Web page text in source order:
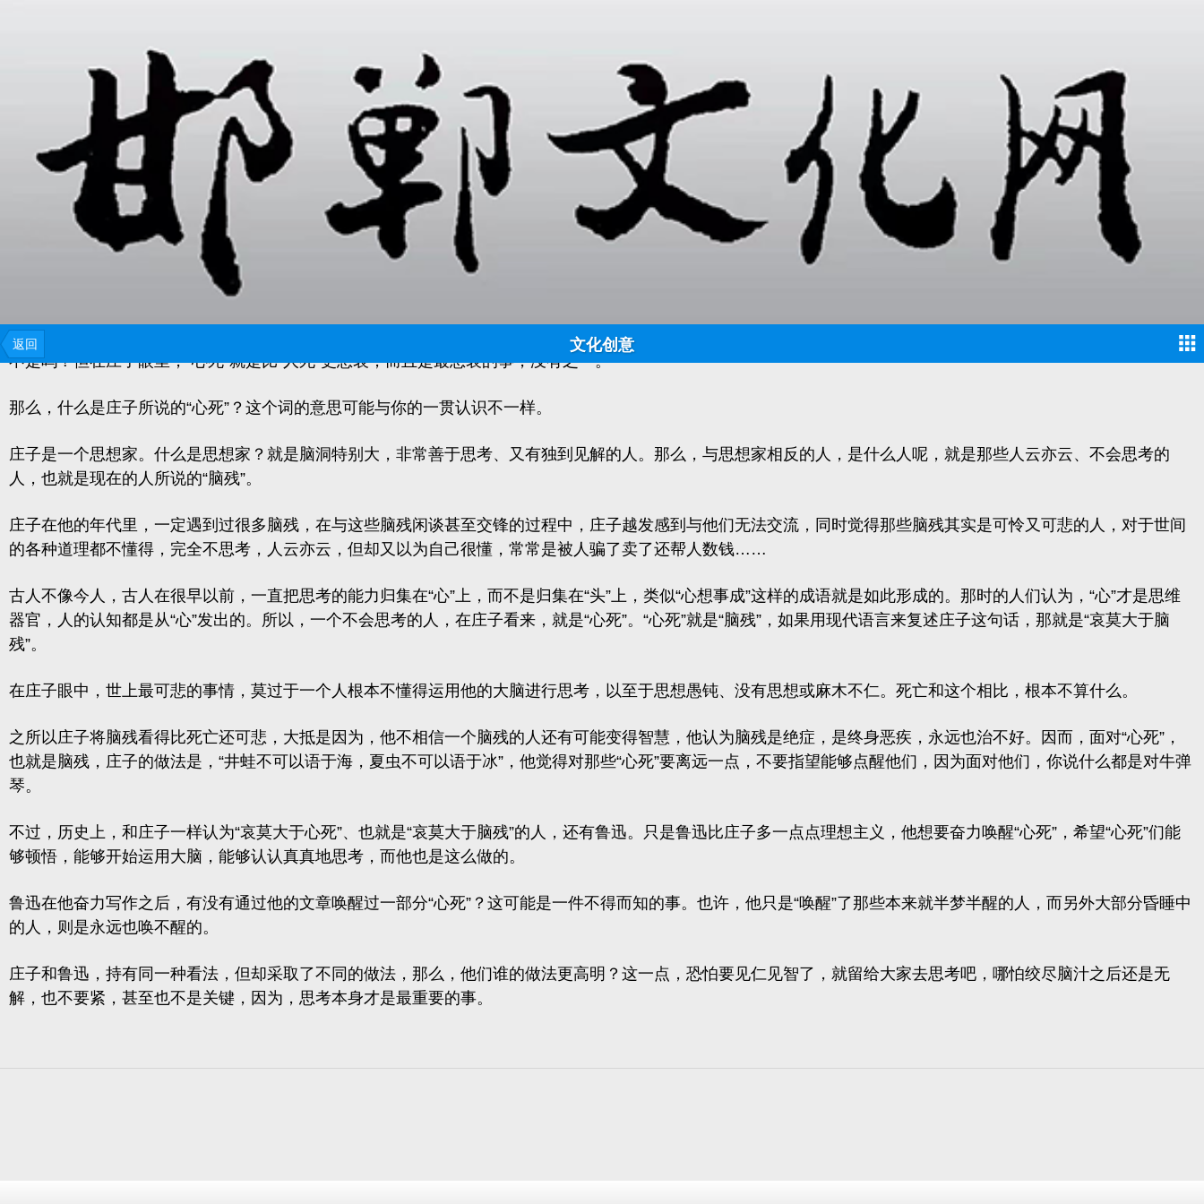
返回 文化创意
阅古 | “哀莫大于心死”的意思，你可能理解错了
日期: 2024-04-17 14:33:14 点击:
来源：邯郸文化网 作者：
“哀莫大于心死”，是一句常见的古语。现在的人看到“哀莫大于心死”，大都以为，这是指一个人遭遇了极端悲惨的事，以至于前路无望、看破红尘、万念俱灰，对于人生
只剩下自寻短见的绝望念头了。但其实，“哀莫大于心死”这句话，完全不是这个意思。
“哀莫大于心死”，出自《庄子•田子方》，原文云：
原来，“心死”是庄子眼中最悲哀的事，连“人死”都比“心死”好很多。为什么庄子会这样说？难道活着不好吗，毕竟“留得青山在，不怕没柴烧”，只要活着，就还有机会，
不是吗？但在庄子眼里，“心死”就是比“人死”更悲哀，而且是最悲哀的事，没有之一。
那么，什么是庄子所说的“心死”？这个词的意思可能与你的一贯认识不一样。
庄子是一个思想家。什么是思想家？就是脑洞特别大，非常善于思考、又有独到见解的人。那么，与思想家相反的人，是什么人呢，就是那些人云亦云、不会思考的
人，也就是现在的人所说的“脑残”。
庄子在他的年代里，一定遇到过很多脑残，在与这些脑残闲谈甚至交锋的过程中，庄子越发感到与他们无法交流，同时觉得那些脑残其实是可怜又可悲的人，对于世间
的各种道理都不懂得，完全不思考，人云亦云，但却又以为自己很懂，常常是被人骗了卖了还帮人数钱……
古人不像今人，古人在很早以前，一直把思考的能力归集在“心”上，而不是归集在“头”上，类似“心想事成”这样的成语就是如此形成的。那时的人们认为，“心”才是思维
器官，人的认知都是从“心”发出的。所以，一个不会思考的人，在庄子看来，就是“心死”。“心死”就是“脑残”，如果用现代语言来复述庄子这句话，那就是“哀莫大于脑
残”。
在庄子眼中，世上最可悲的事情，莫过于一个人根本不懂得运用他的大脑进行思考，以至于思想愚钝、没有思想或麻木不仁。死亡和这个相比，根本不算什么。
之所以庄子将脑残看得比死亡还可悲，大抵是因为，他不相信一个脑残的人还有可能变得智慧，他认为脑残是绝症，是终身恶疾，永远也治不好。因而，面对“心死”，
也就是脑残，庄子的做法是， “井蛙不可以语于海，夏虫不可以语于冰” ，他觉得对那些“心死”要离远一点，不要指望能够点醒他们，因为面对他们，你说什么都是对牛弹
琴。
不过，历史上，和庄子一样认为“哀莫大于心死”、也就是“哀莫大于脑残”的人，还有鲁迅。只是鲁迅比庄子多一点点理想主义，他想要奋力唤醒“心死”，希望“心死”们能
够顿悟，能够开始运用大脑，能够认认真真地思考，而他也是这么做的。
鲁迅在他奋力写作之后，有没有通过他的文章唤醒过一部分“心死”？这可能是一件不得而知的事。也许，他只是“唤醒”了那些本来就半梦半醒的人，而另外大部分昏睡中
的人，则是永远也唤不醒的。
庄子和鲁迅，持有同一种看法，但却采取了不同的做法，那么，他们谁的做法更高明？这一点，恐怕要见仁见智了，就留给大家去思考吧，哪怕绞尽脑汁之后还是无
解，也不要紧，甚至也不是关键，因为，思考本身才是最重要的事。